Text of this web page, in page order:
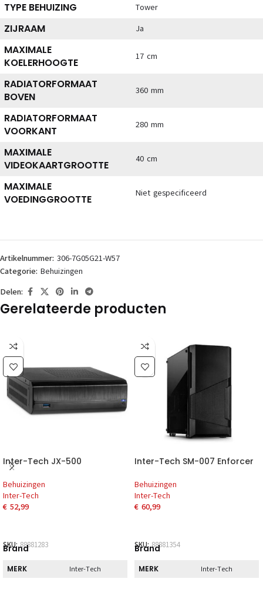
TYPE BEHUIZING Tower
ZIJRAAM Ja
MAXIMALE
KOELERHOOGTE
17 cm
RADIATORFORMAAT
BOVEN
360 mm
RADIATORFORMAAT
VOORKANT
280 mm
MAXIMALE
VIDEOKAARTGROOTTE
40 cm
MAXIMALE
VOEDINGGROOTTE
Niet gespecificeerd
Artikelnummer: 306-7G05G21-W57
Categorie: Behuizingen
Delen:
Gerelateerde producten
Inter-Tech JX-500
Behuizingen
Inter-Tech
€ 52,99
SKU:88881283
Brand
MERK Inter-Tech
Inter-Tech SM-007 Enforcer
Behuizingen
Inter-Tech
€ 60,99
SKU:88881354
Brand
MERK Inter-Tech